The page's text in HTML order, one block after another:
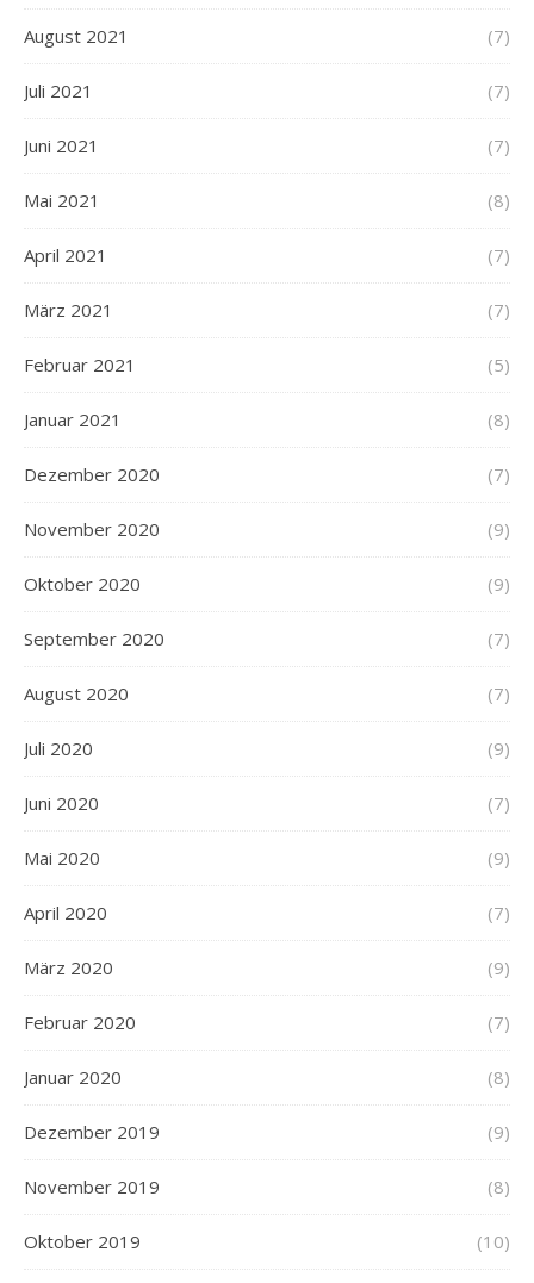
August 2021 (7)
Juli 2021 (7)
Juni 2021 (7)
Mai 2021 (8)
April 2021 (7)
März 2021 (7)
Februar 2021 (5)
Januar 2021 (8)
Dezember 2020 (7)
November 2020 (9)
Oktober 2020 (9)
September 2020 (7)
August 2020 (7)
Juli 2020 (9)
Juni 2020 (7)
Mai 2020 (9)
April 2020 (7)
März 2020 (9)
Februar 2020 (7)
Januar 2020 (8)
Dezember 2019 (9)
November 2019 (8)
Oktober 2019 (10)